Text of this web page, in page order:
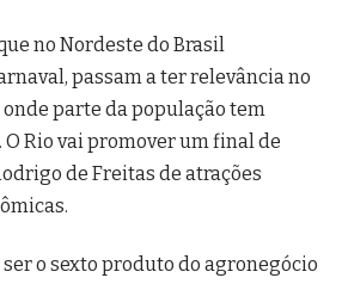
no Nordeste do Brasil
passam a ter relevância no
onde parte da população tem
Rio vai promover um final de
de Freitas de atrações
ser o sexto produto do agronegócio